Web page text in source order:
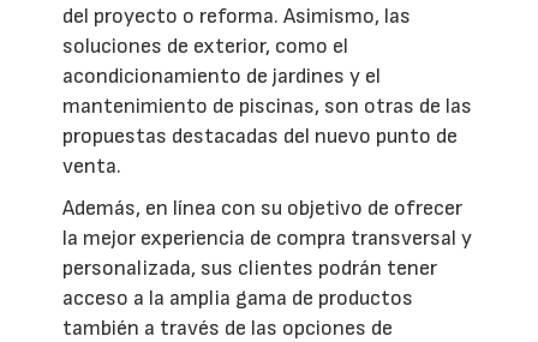
del proyecto o reforma. Asimismo, las
soluciones de exterior, como el
acondicionamiento de jardines y el
mantenimiento de piscinas, son otras de las
propuestas destacadas del nuevo punto de
venta.
Además, en línea con su objetivo de ofrecer
la mejor experiencia de compra transversal y
personalizada, sus clientes podrán tener
acceso a la amplia gama de productos
también a través de las opciones de